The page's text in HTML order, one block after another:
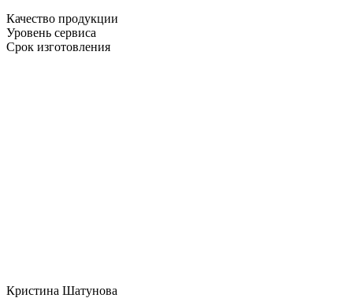
Качество продукции
Уровень сервиса
Срок изготовления
Кристина Шатунова